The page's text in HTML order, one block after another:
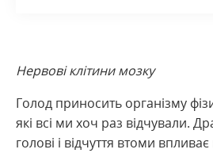
Нервові клітини мозку
Голод приносить організму
які всі ми хоч раз відчували.
голові і відчуття втоми